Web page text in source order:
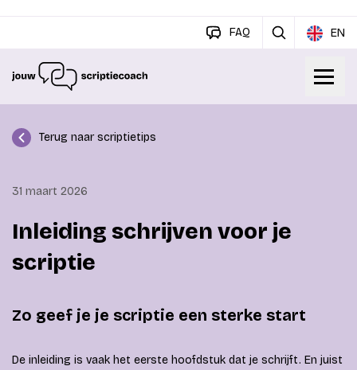
FAQ EN
Terug naar scriptietips
31 maart 2026
Inleiding schrijven voor je
scriptie
Zo geef je je scriptie een sterke start
De inleiding is vaak het eerste hoofdstuk dat je schrijft. En juist